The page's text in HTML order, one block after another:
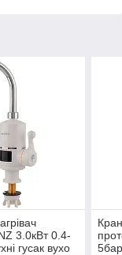
3.0кВт 0.4-
гусак вухо